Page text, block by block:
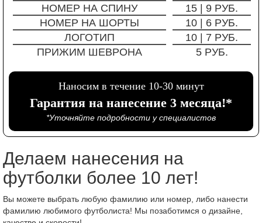
НОМЕР НА СПИНУ
15 | 9 РУБ.
НОМЕР НА ШОРТЫ
10 | 6 РУБ.
ЛОГОТИП
10 | 7 РУБ.
ПРИЖИМ ШЕВРОНА
5 РУБ.
Наносим в течение 10-30 минут
Гарантия на нанесение 3 месяца!*
*Уточняйте подробности у специалистов
Делаем нанесения на
футболки более 10 лет!
Вы можете выбрать любую фамилию или номер, либо нанести
фамилию любимого футболиста! Мы позаботимся о дизайне,